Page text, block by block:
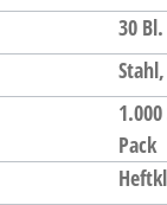
30
Pack